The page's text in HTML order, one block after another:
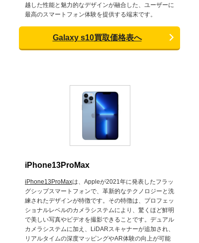
越した性能と魅力的なデザインが融合した、ユーザーに
最高のスマートフォン体験を提供する端末です。
Galaxy s10買取価格表へ
iPhone13ProMax
iPhone13ProMaxは、Appleが2021年に発表したフラッ
グシップスマートフォンで、革新的なテクノロジーと洗
練されたデザインが特徴です。その特徴は、プロフェッ
ショナルレベルのカメラシステムにより、驚くほど鮮明
で美しい写真やビデオを撮影できることです。デュアル
カメラシステムに加え、LiDARスキャナーが追加され、
リアルタイムの深度マッピングやAR体験の向上が可能